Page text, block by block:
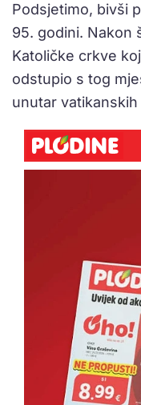
Podsjetimo, bivši
95. godini. Nakon
Katoličke crkve
odstupio s tog
unutar